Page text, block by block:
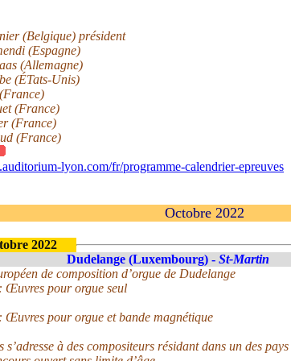
(Belgique) président
(Espagne)
(Allemagne)
(ÉTats-Unis)
(France)
(France)
(France)
lyon.com/fr/programme-calendrier-epreuves
Octobre 2022
2022
Dudelange (Luxembourg) - St-Martin
de composition d’orgue de Dudelange
Œuvres pour orgue seul
Œuvres pour orgue et bande magnétique
s’adresse à des compositeurs résidant dans un des